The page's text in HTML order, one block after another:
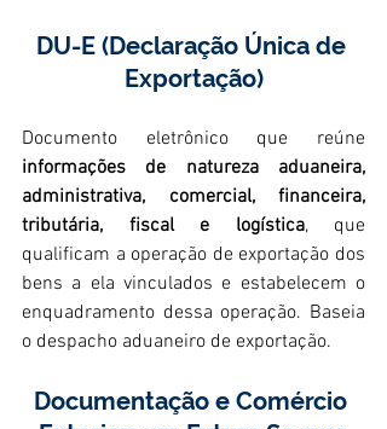
DU-E (Declaração Única de
Exportação)
informações de natureza aduaneira,
administrativa, comercial, financeira,
tributária, fiscal e logística, que
qualificam a operação de exportação dos
bens a ela vinculados e estabelecem o
enquadramento dessa operação. Baseia
o despacho aduaneiro de exportação.
Documentação e Comércio